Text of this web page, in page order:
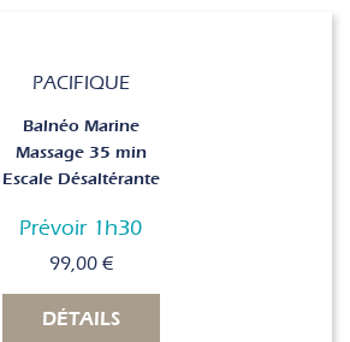
PACIFIQUE
Balnéo Marine
Massage 35 min
Escale Désaltérante
Prévoir 1h30
99,00 €
DÉTAILS